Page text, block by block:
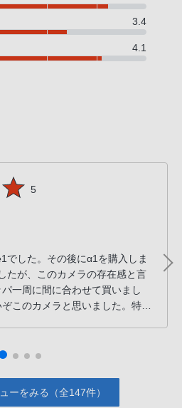
3.4
4.1
5
でした。その後にα1を購入しま
たが、このカメラの存在感と言
一周に間に合わせて買いまし
このカメラと思いました。特に
月は冬のニュージーランドに持
ーをみる（全147件）